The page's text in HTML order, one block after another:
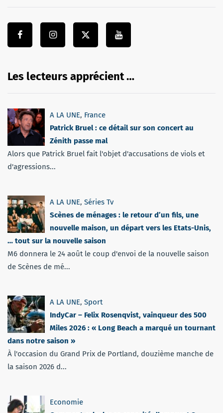
Les lecteurs apprécient …
A LA UNE, France
Patrick Bruel : ce détail sur son concert au
Zénith passe mal
Alors que Patrick Bruel fait l'objet d'accusations de viols et
d'agressions...
A LA UNE, Séries Tv
Scènes de ménages : le retour d’un fils, une
nouvelle maison, un départ vers les Etats-Unis,
… tout sur la nouvelle saison
M6 donnera le 24 août le coup d'envoi de la nouvelle saison
de Scènes de mé...
A LA UNE, Sport
IndyCar – Felix Rosenqvist, vainqueur des 500
Miles 2026 : « Long Beach a marqué un tournant
dans notre saison »
À l'occasion du Grand Prix de Portland, douzième manche de
la saison 2026 d...
Economie